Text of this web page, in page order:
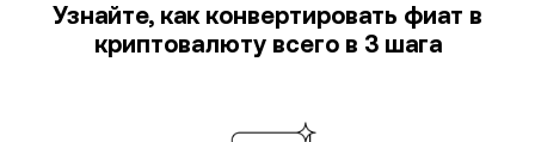
Узнайте, как конвертировать фиат в
криптовалюту всего в 3 шага